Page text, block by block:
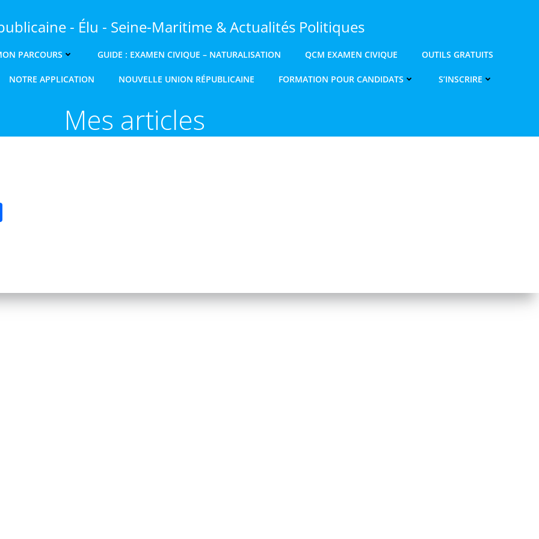
- Élu - Seine-Maritime & Actualités Politiques
PARCOURS GUIDE : EXAMEN CIVIQUE – NATURALISATION QCM EXAMEN CIVIQUE OUTILS GRATUITS
NOTRE APPLICATION NOUVELLE UNION RÉPUBLICAINE FORMATION POUR CANDIDATS S’INSCRIRE
Mes articles